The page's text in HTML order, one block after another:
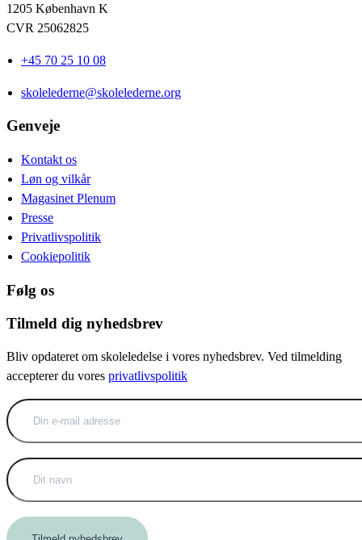
1205 København K
CVR 25062825
+45 70 25 10 08
skolelederne@skolelederne.org
Genveje
Kontakt os
Løn og vilkår
Magasinet Plenum
Presse
Privatlivspolitik
Cookiepolitik
Følg os
Tilmeld dig nyhedsbrev
Bliv opdateret om skoleledelse i vores nyhedsbrev. Ved tilmelding
accepterer du vores privatlivspolitik